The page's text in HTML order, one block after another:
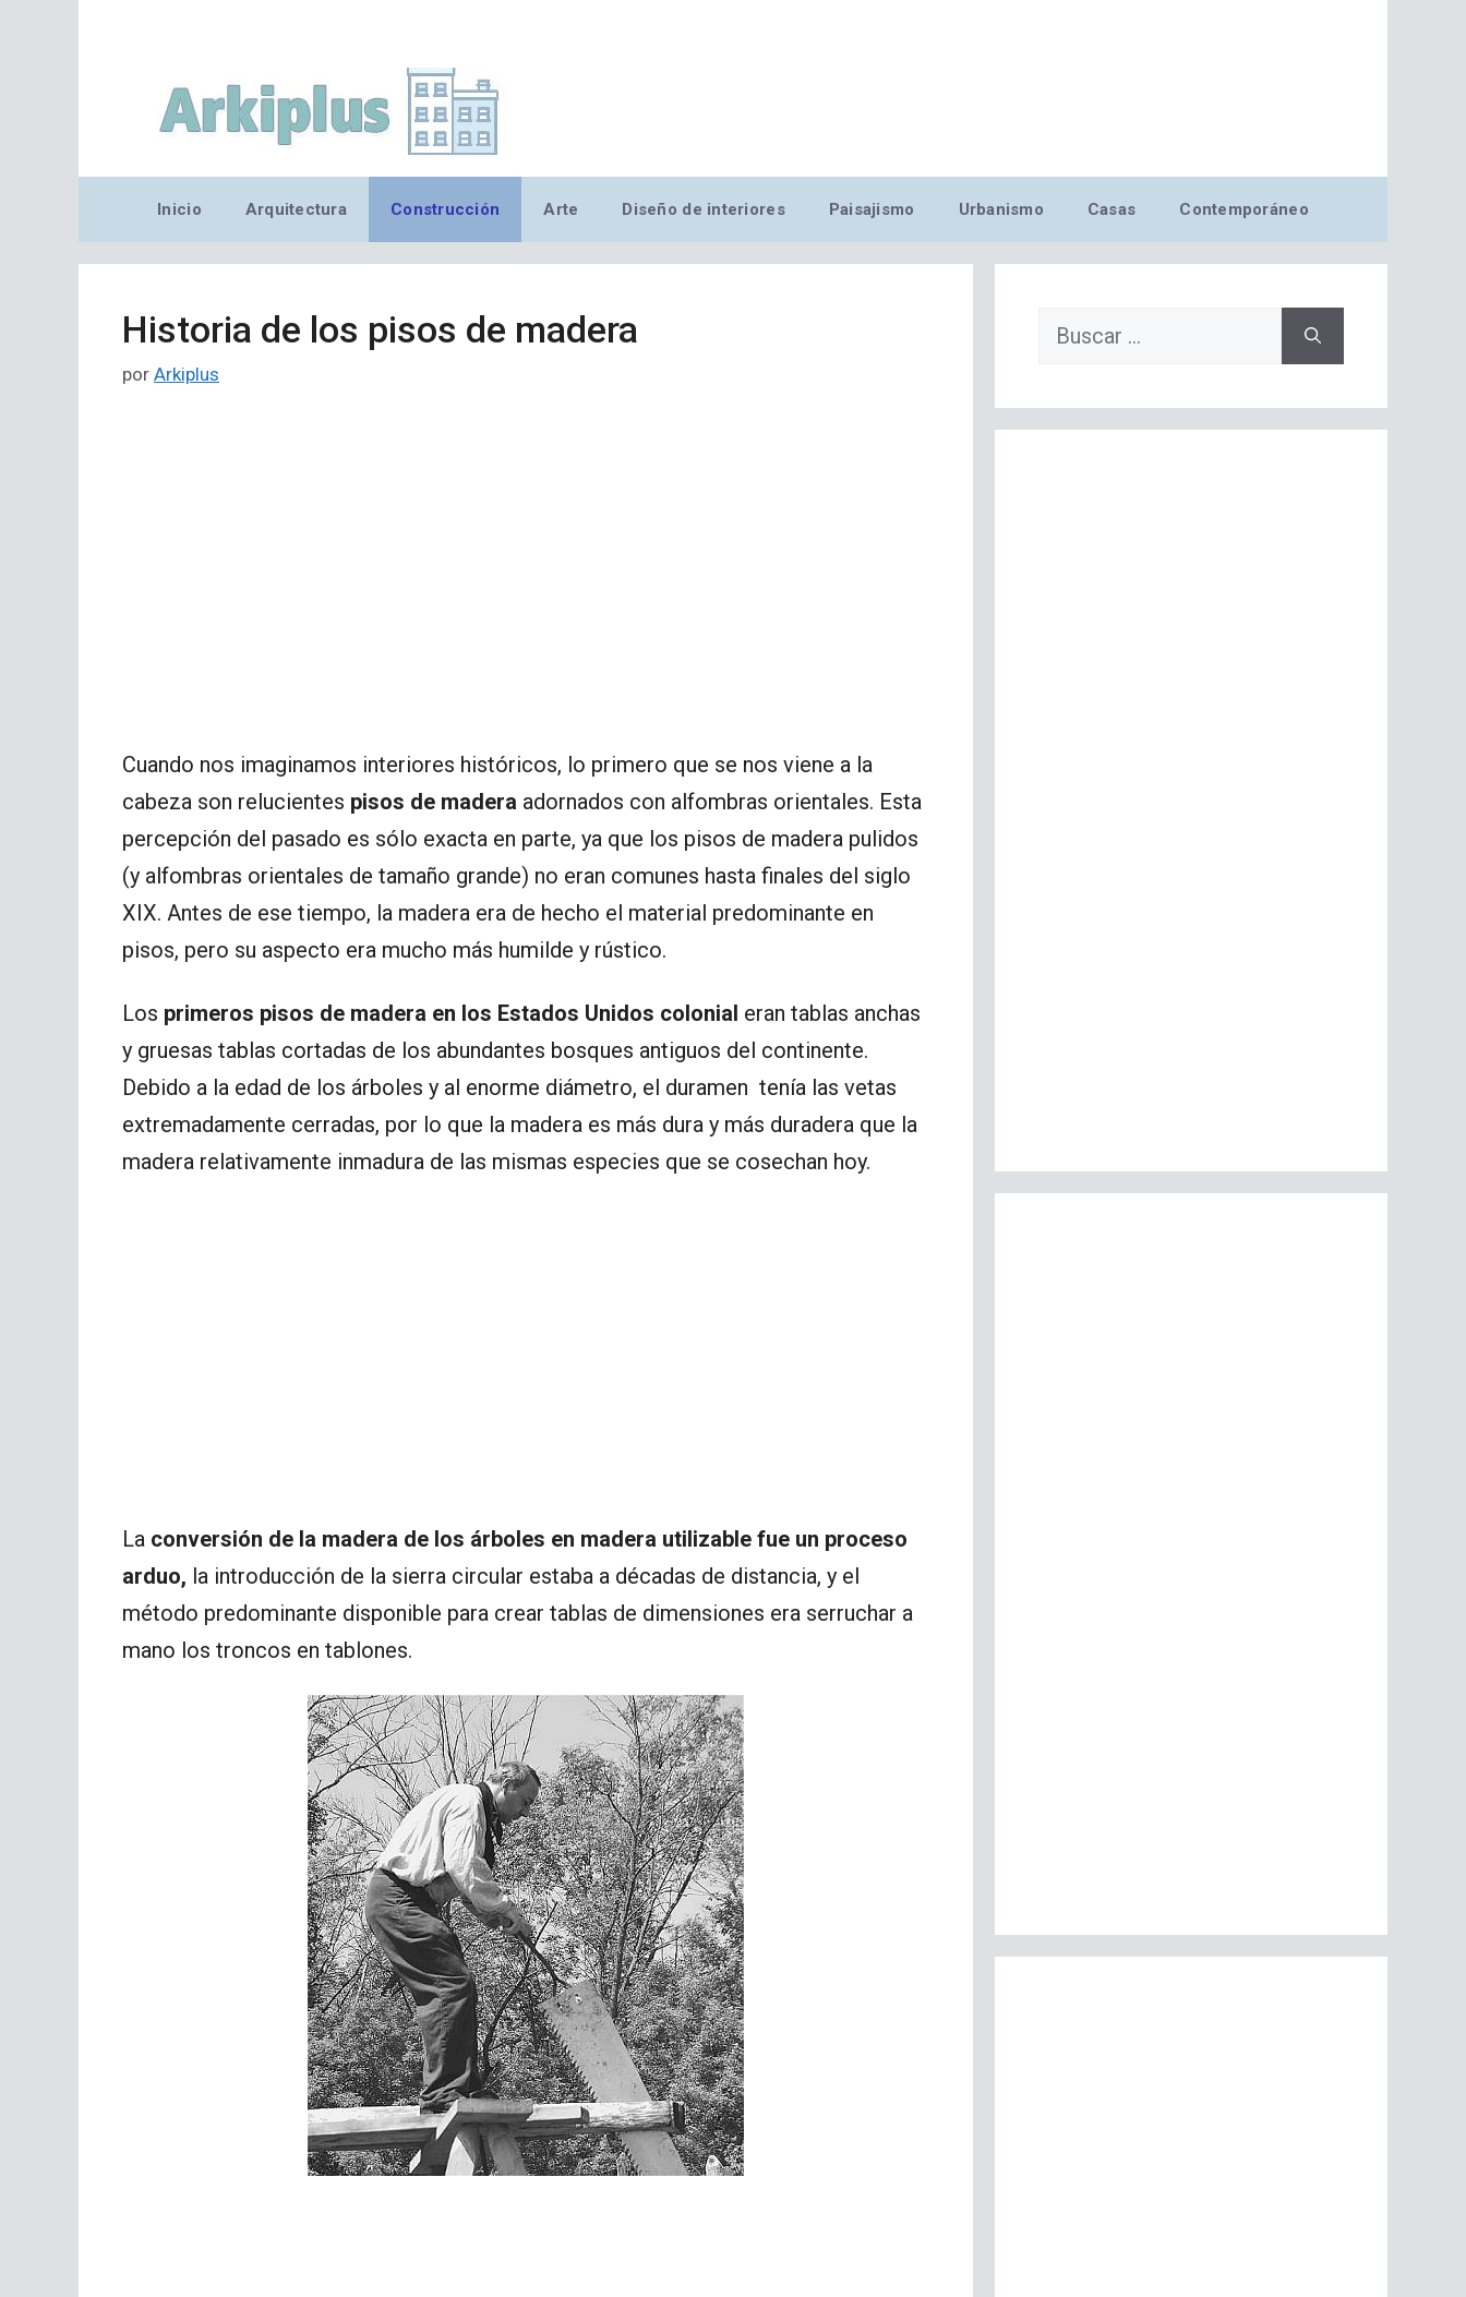
Inicio Arquitectura Construcción Arte Diseño de interiores Paisajismo Urbanismo Casas Contemporáneo
Historia de los pisos de madera
por Arkiplus
Cuando nos imaginamos interiores históricos, lo primero que se nos viene a la
cabeza son relucientes pisos de madera adornados con alfombras orientales. Esta
percepción del pasado es sólo exacta en parte, ya que los pisos de madera pulidos
(y alfombras orientales de tamaño grande) no eran comunes hasta finales del siglo
XIX. Antes de ese tiempo, la madera era de hecho el material predominante en
pisos, pero su aspecto era mucho más humilde y rústico.
Los primeros pisos de madera en los Estados Unidos colonial eran tablas anchas
y gruesas tablas cortadas de los abundantes bosques antiguos del continente.
Debido a la edad de los árboles y al enorme diámetro, el duramen tenía las vetas
extremadamente cerradas, por lo que la madera es más dura y más duradera que la
madera relativamente inmadura de las mismas especies que se cosechan hoy.
La conversión de la madera de los árboles en madera utilizable fue un proceso
arduo, la introducción de la sierra circular estaba a décadas de distancia, y el
método predominante disponible para crear tablas de dimensiones era serruchar a
mano los troncos en tablones.
Buscar: